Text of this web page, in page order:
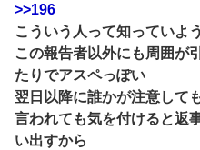
>>196
こういう人って知っていよ
この報告者以外にも周囲が
たりでアスペっぽい
翌日以降に誰かが注意して
言われても気を付けると返
い出すから